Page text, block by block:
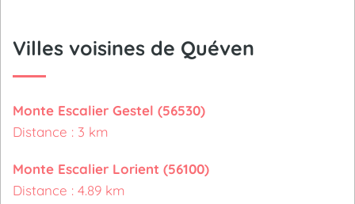
Villes voisines de Quéven
Monte Escalier Gestel (56530)
Distance : 3 km
Monte Escalier Lorient (56100)
Distance : 4.89 km